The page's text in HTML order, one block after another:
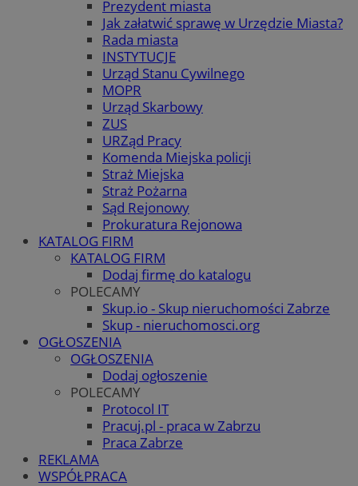
Prezydent miasta
Jak załatwić sprawę w Urzędzie Miasta?
Rada miasta
INSTYTUCJE
Urząd Stanu Cywilnego
MOPR
Urząd Skarbowy
ZUS
URZąd Pracy
Komenda Miejska policji
Straż Miejska
Straż Pożarna
Sąd Rejonowy
Prokuratura Rejonowa
KATALOG FIRM
KATALOG FIRM
Dodaj firmę do katalogu
POLECAMY
Skup.io - Skup nieruchomości Zabrze
Skup - nieruchomosci.org
OGŁOSZENIA
OGŁOSZENIA
Dodaj ogłoszenie
POLECAMY
Protocol IT
Pracuj.pl - praca w Zabrzu
Praca Zabrze
REKLAMA
WSPÓŁPRACA